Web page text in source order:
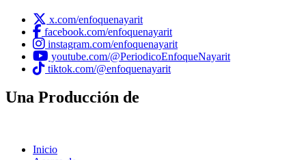
x.com/enfoquenayarit
facebook.com/enfoquenayarit
instagram.com/enfoquenayarit
youtube.com/@PeriodicoEnfoqueNayarit
tiktok.com/@enfoquenayarit
Una Producción de
Inicio